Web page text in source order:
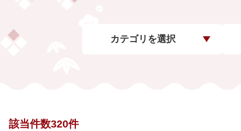
カテゴリを選択
該当件数320件